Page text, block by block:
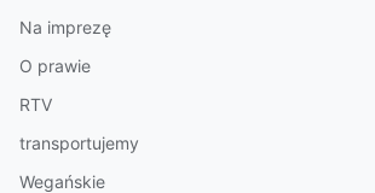
Na imprezę
O prawie
RTV
transportujemy
Wegańskie